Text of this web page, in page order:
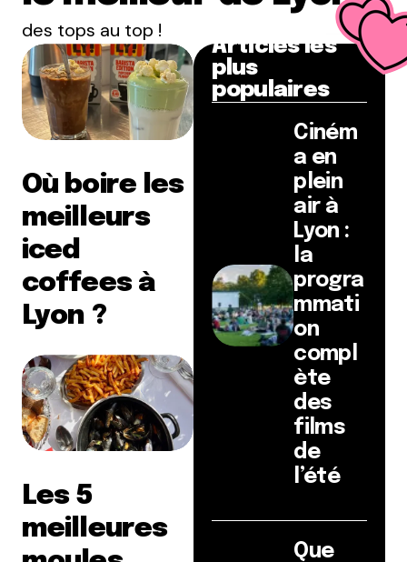
des tops au top !
Où boire les
meilleurs
iced
coffees à
Lyon ?
Les 5
meilleures
Articles les
plus
populaires
Ciném
a en
plein
air à
Lyon :
la
progra
mmati
on
compl
ète
des
films
de
l’été
Que